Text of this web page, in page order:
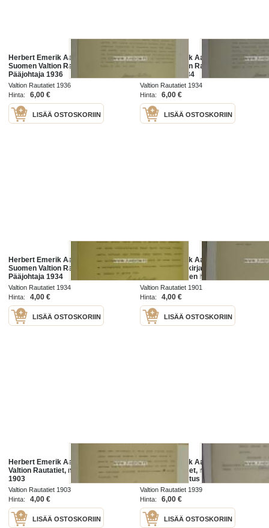
Herbert Emerik Aalto -asiakirja
Suomen Valtion Rautatiet
Pääjohtaja 1936
Valtion Rautatiet 1936
Hinta:
6,00 €
LISÄÄ OSTOSKORIIN
Herbert Emerik Aalto -asiakirja
Suomen Valtion Rautatiet
Pääjohtaja 1934
Valtion Rautatiet 1934
Hinta:
6,00 €
LISÄÄ OSTOSKORIIN
Herbert Emerik Aalto -asiakirja
Suomen Valtion Rautatiet
Pääjohtaja 1934
Valtion Rautatiet 1934
Hinta:
4,00 €
LISÄÄ OSTOSKORIIN
Herbert Emerik Aalto -Valtion
Rautatiet asiakirja, todistus
telegraafilaitteen hoidon
osaamisesta Karjaa, 1901
Valtion Rautatiet 1901
Hinta:
4,00 €
LISÄÄ OSTOSKORIIN
Herbert Emerik Aalto -Suomen
Valtion Rautatiet, määräyskirja
1903
Valtion Rautatiet 1903
Hinta:
4,00 €
LISÄÄ OSTOSKORIIN
Herbert Emerik Aalto -Suomen
Valtion Rautatiet, määräyskirja
1939, allekirjoitus Ministeri Väinö V.
Salovaara
Valtion Rautatiet 1939
Hinta:
6,00 €
LISÄÄ OSTOSKORIIN